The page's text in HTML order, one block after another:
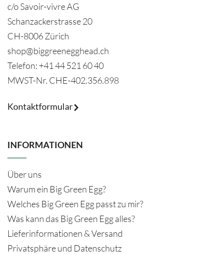
c/o Savoir-vivre AG
Schanzackerstrasse 20
CH-8006 Zürich
shop@biggreenegghead.ch
Telefon: +41 44 521 60 40
MWST-Nr. CHE-402.356.898
Kontaktformular
INFORMATIONEN
Über uns
Warum ein Big Green Egg?
Welches Big Green Egg passt zu mir?
Was kann das Big Green Egg alles?
Lieferinformationen & Versand
Privatsphäre und Datenschutz